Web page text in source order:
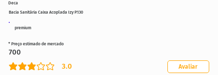
premium
Bacia Sanitária Caixa Acoplada Izy P.130
3.0
classificação média é 3 de 5
Avaliar
* Preço estimado de mercado
700
Deca